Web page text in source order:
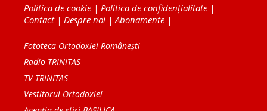
Politica de cookie | Politica de confidențialitate |
Contact| Despre noi |Abonamente |
Fototeca Ortodoxiei Românești
Radio TRINITAS
TV TRINITAS
Vestitorul Ortodoxiei